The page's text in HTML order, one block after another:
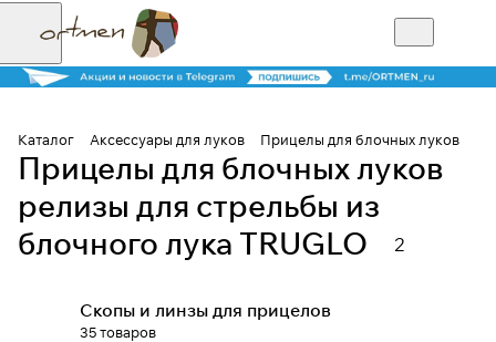
Каталог Аксессуары для луков Прицелы для блочных луков
Прицелы для блочных луков
релизы для стрельбы из
блочного лука TRUGLO
2
Скопы и линзы для прицелов
35 товаров
Для клиентов всех банков
Разбейте